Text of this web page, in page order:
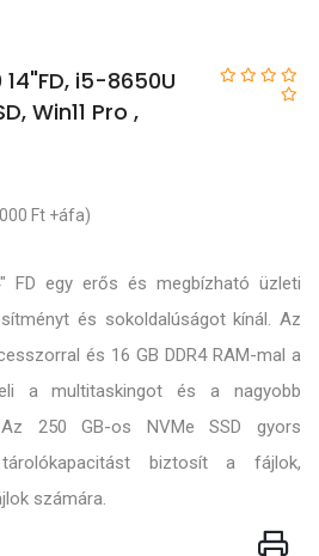
i5-8650U
Win11 Pro ,
Ft +áfa)
FD egy erős és megbízható üzleti
és sokoldalúságot kínál. Az
és 16 GB DDR4 RAM-mal a
a multitaskingot és a nagyobb
250 GB-os NVMe SSD gyors
biztosít a fájlok,
számára.